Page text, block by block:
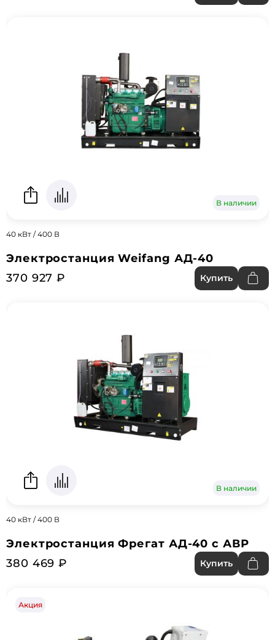
В наличии
40 кВт / 400 В
Электростанция Weifang АД-40
370 927 ₽
Купить
В наличии
40 кВт / 400 В
Электростанция Фрегат АД-40 с АВР
380 469 ₽
Купить
Акция